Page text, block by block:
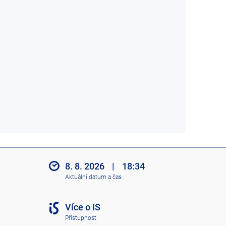
8. 8. 2026 | 18:34
Aktuální datum a čas
Více o IS
Přístupnost